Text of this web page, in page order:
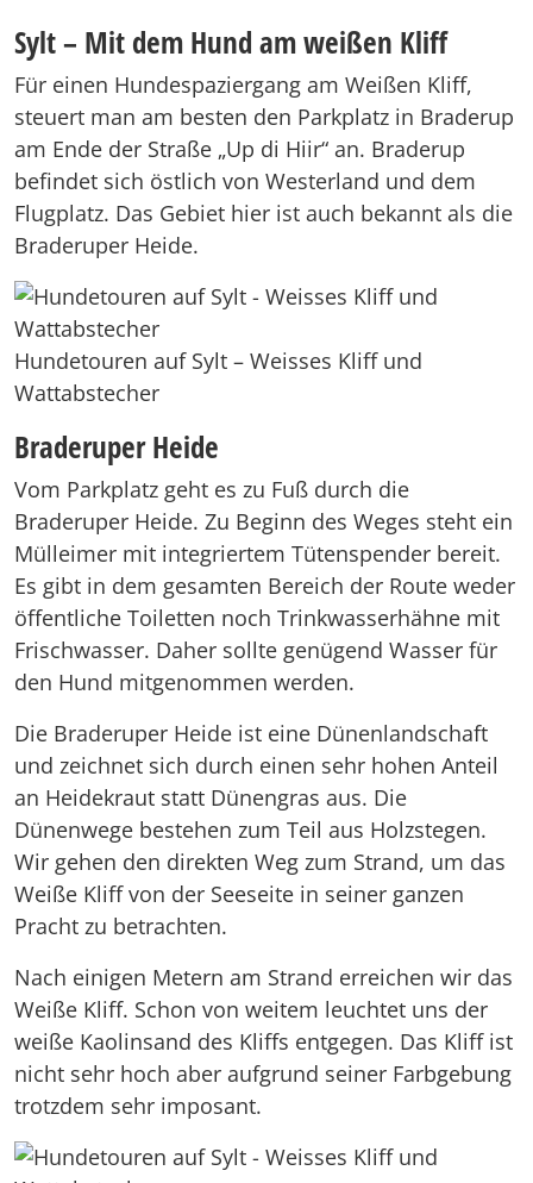
Sylt – Mit dem Hund am weißen Kliff
Für einen Hundespaziergang am Weißen Kliff,
steuert man am besten den Parkplatz in Braderup
am Ende der Straße „Up di Hiir“ an. Braderup
befindet sich östlich von Westerland und dem
Flugplatz. Das Gebiet hier ist auch bekannt als die
Braderuper Heide.
Hundetouren auf Sylt – Weisses Kliff und
Wattabstecher
Braderuper Heide
Vom Parkplatz geht es zu Fuß durch die
Braderuper Heide. Zu Beginn des Weges steht ein
Mülleimer mit integriertem Tütenspender bereit.
Es gibt in dem gesamten Bereich der Route weder
öffentliche Toiletten noch Trinkwasserhähne mit
Frischwasser. Daher sollte genügend Wasser für
den Hund mitgenommen werden.
Die Braderuper Heide ist eine Dünenlandschaft
und zeichnet sich durch einen sehr hohen Anteil
an Heidekraut statt Dünengras aus. Die
Dünenwege bestehen zum Teil aus Holzstegen.
Wir gehen den direkten Weg zum Strand, um das
Weiße Kliff von der Seeseite in seiner ganzen
Pracht zu betrachten.
Nach einigen Metern am Strand erreichen wir das
Weiße Kliff. Schon von weitem leuchtet uns der
weiße Kaolinsand des Kliffs entgegen. Das Kliff ist
nicht sehr hoch aber aufgrund seiner Farbgebung
trotzdem sehr imposant.